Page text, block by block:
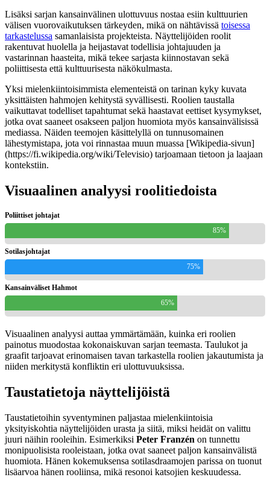
Lisäksi sarjan kansainvälinen ulottuvuus nostaa esiin kulttuurien
välisen vuorovaikutuksen tärkeyden, mikä on nähtävissä toisessa
tarkastelussa samanlaisista projekteista. Näyttelijöiden roolit
rakentuvat huolella ja heijastavat todellisia johtajuuden ja
vastarinnan haasteita, mikä tekee sarjasta kiinnostavan sekä
poliittisesta että kulttuurisesta näkökulmasta.
Yksi mielenkiintoisimmista elementeistä on tarinan kyky kuvata
yksittäisten hahmojen kehitystä syvällisesti. Roolien taustalla
vaikuttavat todelliset tapahtumat sekä haastavat eettiset kysymykset,
jotka ovat saaneet osakseen paljon huomiota myös kansainvälisissä
mediassa. Näiden teemojen käsittelyllä on tunnusomainen
lähestymistapa, jota voi rinnastaa muun muassa [Wikipedia-sivun]
(https://fi.wikipedia.org/wiki/Televisio) tarjoamaan tietoon ja laajaan
kontekstiin.
Visuaalinen analyysi roolitiedoista
Poliittiset johtajat
85%
Sotilasjohtajat
75%
Kansainväliset Hahmot
65%
Visuaalinen analyysi auttaa ymmärtämään, kuinka eri roolien
painotus muodostaa kokonaiskuvan sarjan teemasta. Taulukot ja
graafit tarjoavat erinomaisen tavan tarkastella roolien jakautumista ja
niiden merkitystä konfliktin eri ulottuvuuksissa.
Taustatietoja näyttelijöistä
Taustatietoihin syventyminen paljastaa mielenkiintoisia
yksityiskohtia näyttelijöiden urasta ja siitä, miksi heidät on valittu
juuri näihin rooleihin. Esimerkiksi Peter Franzén on tunnettu
monipuolisista rooleistaan, jotka ovat saaneet paljon kansainvälistä
huomiota. Hänen kokemuksensa sotilasdraamojen parissa on tuonut
lisäarvoa hänen rooliinsa, mikä resonoi katsojien keskuudessa.